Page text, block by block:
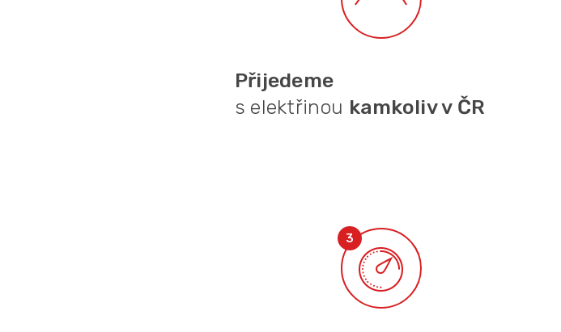
Přijedeme
s elektřinou kamkoliv v ČR